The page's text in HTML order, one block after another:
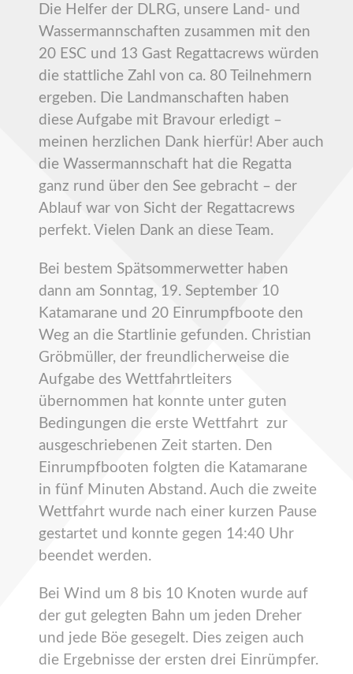
Die Helfer der DLRG, unsere Land- und
Wassermannschaften zusammen mit den
20 ESC und 13 Gast Regattacrews würden
die stattliche Zahl von ca. 80 Teilnehmern
ergeben. Die Landmanschaften haben
diese Aufgabe mit Bravour erledigt –
meinen herzlichen Dank hierfür! Aber auch
die Wassermannschaft hat die Regatta
ganz rund über den See gebracht – der
Ablauf war von Sicht der Regattacrews
perfekt. Vielen Dank an diese Team.
Bei bestem Spätsommerwetter haben
dann am Sonntag, 19. September 10
Katamarane und 20 Einrumpfboote den
Weg an die Startlinie gefunden. Christian
Gröbmüller, der freundlicherweise die
Aufgabe des Wettfahrtleiters
übernommen hat konnte unter guten
Bedingungen die erste Wettfahrt zur
ausgeschriebenen Zeit starten. Den
Einrumpfbooten folgten die Katamarane
in fünf Minuten Abstand. Auch die zweite
Wettfahrt wurde nach einer kurzen Pause
gestartet und konnte gegen 14:40 Uhr
beendet werden.
Bei Wind um 8 bis 10 Knoten wurde auf
der gut gelegten Bahn um jeden Dreher
und jede Böe gesegelt. Dies zeigen auch
die Ergebnisse der ersten drei Einrümpfer.